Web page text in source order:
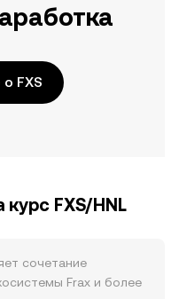
FXS
FXS/HNL
сочетание
Frax и более